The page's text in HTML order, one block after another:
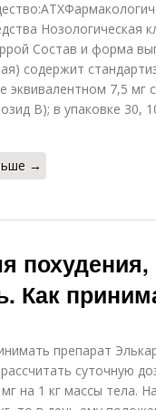
Нозологическая
Состав и форма
содержит
эквивалентном 7,5 мг
B); в упаковке 30,
→
похудения,
Как
препарат
суточную
на 1 кг массы тела.